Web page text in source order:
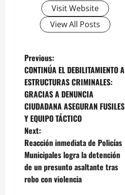
Visit Website
View All Posts
P
o
s
t
n
a
v
Previous:
CONTINÚA EL DEBILITAMIENTO A
ESTRUCTURAS CRIMINALES:
GRACIAS A DENUNCIA
CIUDADANA ASEGURAN FUSILES
Y EQUIPO TÁCTICO
Next:
Reacción inmediata de Policías
Municipales logra la detención
de un presunto asaltante tras
robo con violencia